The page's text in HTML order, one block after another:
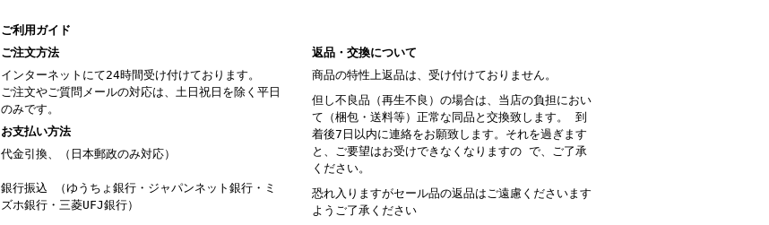
ご利用ガイド
ご注文方法
インターネットにて24時間受け付けております。
ご注文やご質問メールの対応は、土日祝日を除く平日
のみです。
お支払い方法
代金引換、（日本郵政のみ対応）
銀行振込 （ゆうちょ銀行・ジャパンネット銀行・ミ
ズホ銀行・三菱UFJ銀行）
返品・交換について
商品の特性上返品は、受け付けておりません。
但し不良品（再生不良）の場合は、当店の負担におい
て（梱包・送料等）正常な同品と交換致します。 到
着後7日以内に連絡をお願致します。それを過ぎます
と、ご要望はお受けできなくなりますの で、ご了承
ください。
恐れ入りますがセール品の返品はご遠慮くださいます
ようご了承ください